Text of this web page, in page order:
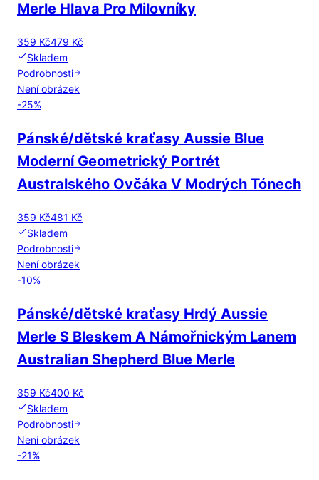
Merle Hlava Pro Milovníky
359 Kč479 Kč
Skladem
Podrobnosti
Není obrázek
-25%
Pánské/dětské kraťasy Aussie Blue
Moderní Geometrický Portrét
Australského Ovčáka V Modrých Tónech
359 Kč481 Kč
Skladem
Podrobnosti
Není obrázek
-10%
Pánské/dětské kraťasy Hrdý Aussie
Merle S Bleskem A Námořnickým Lanem
Australian Shepherd Blue Merle
359 Kč400 Kč
Skladem
Podrobnosti
Není obrázek
-21%